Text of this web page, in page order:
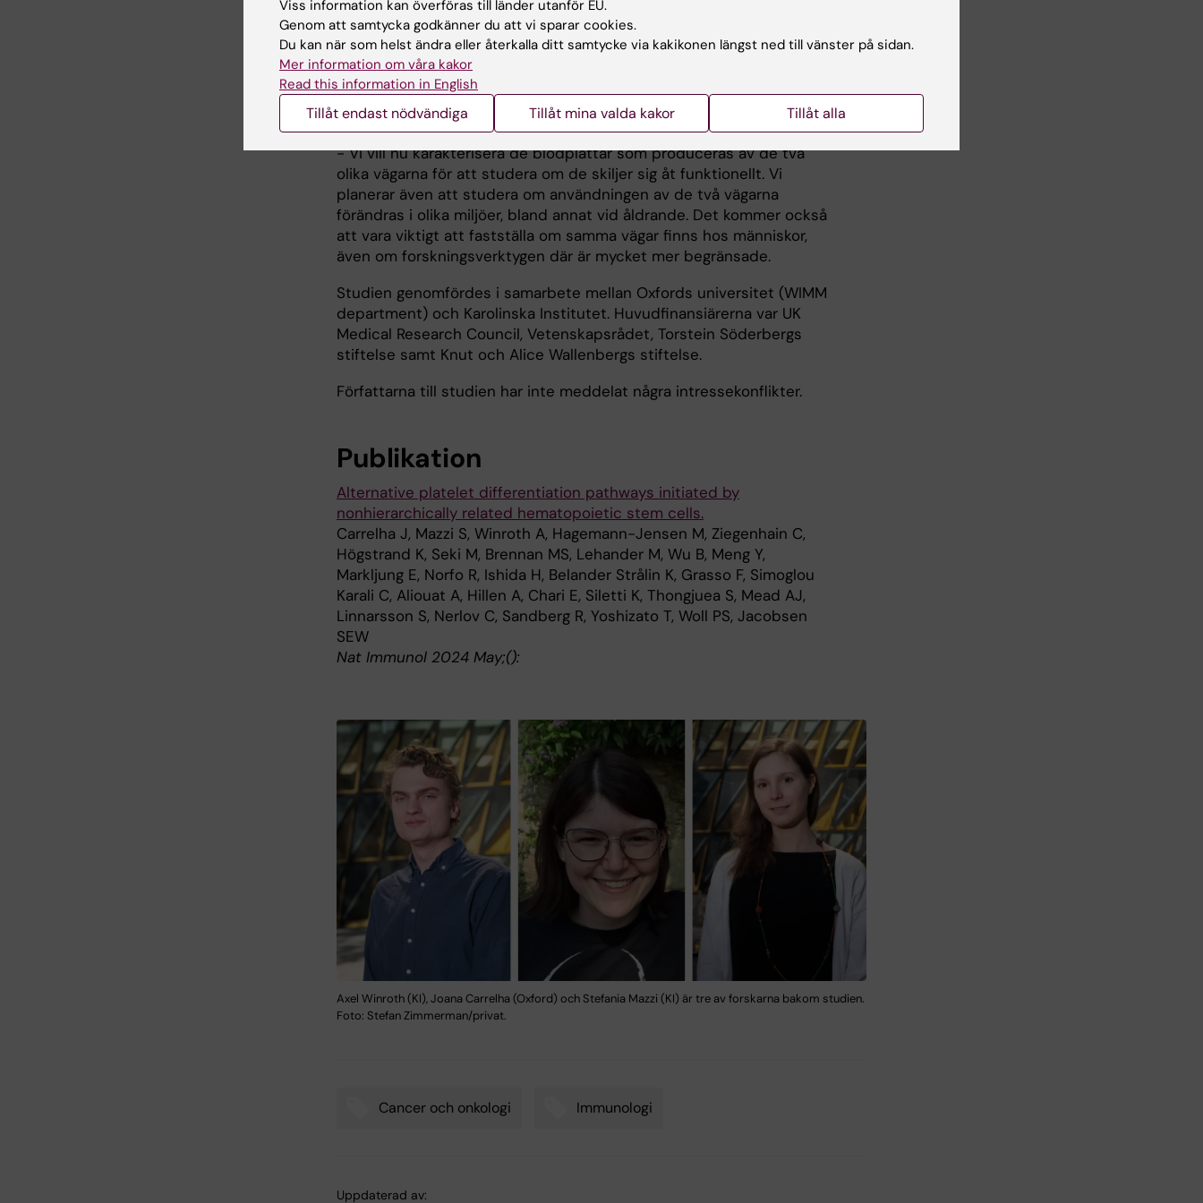
använder de två olika vägarna och för identifieringen av en ny
genetisk musmodell som användes för att följa de två vägarna, både
under normala förhållanden och efter behandling med cellgifter mot
cancer.
Vad är nästa steg i er forskning?
- Vi vill nu karakterisera de blodplättar som produceras av de två
olika vägarna för att studera om de skiljer sig åt funktionellt. Vi
planerar även att studera om användningen av de två vägarna
förändras i olika miljöer, bland annat vid åldrande. Det kommer också
att vara viktigt att fastställa om samma vägar finns hos människor,
även om forskningsverktygen där är mycket mer begränsade.
Studien genomfördes i samarbete mellan Oxfords universitet (WIMM
department) och Karolinska Institutet. Huvudfinansiärerna var UK
Medical Research Council, Vetenskapsrådet, Torstein Söderbergs
stiftelse samt Knut och Alice Wallenbergs stiftelse.
Författarna till studien har inte meddelat några intressekonflikter.
Publikation
Alternative platelet differentiation pathways initiated by
nonhierarchically related hematopoietic stem cells.
Carrelha J, Mazzi S, Winroth A, Hagemann-Jensen M, Ziegenhain C,
Högstrand K, Seki M, Brennan MS, Lehander M, Wu B, Meng Y,
Markljung E, Norfo R, Ishida H, Belander Strålin K, Grasso F, Simoglou
Karali C, Aliouat A, Hillen A, Chari E, Siletti K, Thongjuea S, Mead AJ,
Linnarsson S, Nerlov C, Sandberg R, Yoshizato T, Woll PS, Jacobsen
SEW
Nat Immunol 2024 May;():
Axel Winroth (KI), Joana Carrelha (Oxford) och Stefania Mazzi (KI) är tre av forskarna bakom studien.
Foto: Stefan Zimmerman/privat.
Cancer och onkologi Immunologi
Uppdaterad av:
Viss information kan överföras till länder utanför EU.
Genom att samtycka godkänner du att vi sparar cookies.
Du kan när som helst ändra eller återkalla ditt samtycke via kakikonen längst ned till vänster på sidan.
Mer information om våra kakor
Read this information in English
Tillåt endast nödvändiga Tillåt mina valda kakor Tillåt alla